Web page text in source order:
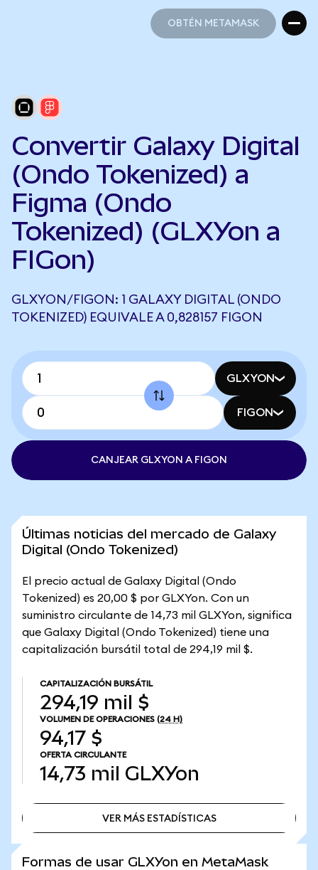
OBTÉN METAMASK
Convertir Galaxy Digital
(Ondo Tokenized) a
Figma (Ondo
Tokenized) (GLXYon a
FIGon)
GLXYON/FIGON: 1 GALAXY DIGITAL (ONDO
TOKENIZED) EQUIVALE A 0,828157 FIGON
GLXYON
FIGON
CANJEAR GLXYON A FIGON
Últimas noticias del mercado de Galaxy
Digital (Ondo Tokenized)
El precio actual de Galaxy Digital (Ondo
Tokenized) es 20,00 $ por GLXYon. Con un
suministro circulante de 14,73 mil GLXYon, significa
que Galaxy Digital (Ondo Tokenized) tiene una
capitalización bursátil total de 294,19 mil $.
CAPITALIZACIÓN BURSÁTIL
294,19 mil $
VOLUMEN DE OPERACIONES (24 H)
94,17 $
OFERTA CIRCULANTE
14,73 mil GLXYon
VER MÁS ESTADÍSTICAS
Formas de usar GLXYon en MetaMask